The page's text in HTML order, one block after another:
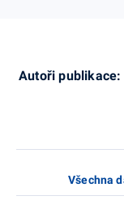
Autoři publikace:
Všechna